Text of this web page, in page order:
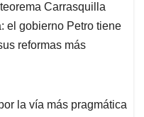
Carrasquilla
el gobierno Petro tiene
reformas más
la vía más pragmática